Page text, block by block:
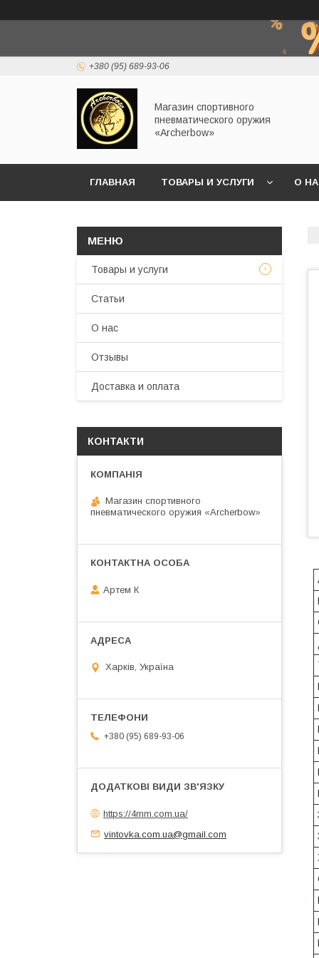
+380 (95) 689-93-06
Магазин спортивного
пневматического оружия
«Archerbow»
ГЛАВНАЯ ТОВАРЫ И УСЛУГИ О
Товары и услуги
Статьи
О нас
Отзывы
Доставка и оплата
КОНТАКТИ
Магазин спортивного
пневматического оружия «Archerbow»
Артем К
Харків, Україна
+380 (95) 689-93-06
https://4mm.com.ua/
vintovka.com.ua@gmail.com